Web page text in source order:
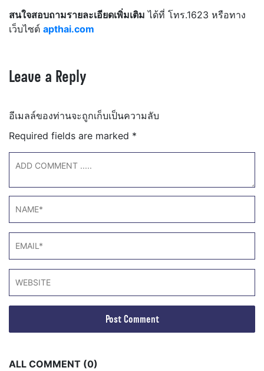
สนใจสอบถามรายละเอียดเพิ่มเติม ได้ที่ โทร.1623 หรือทาง
เว็บไซต์ apthai.com
Leave a Reply
อีเมลล์ของท่านจะถูกเก็บเป็นความลับ
Required fields are marked *
ALL COMMENT (0)